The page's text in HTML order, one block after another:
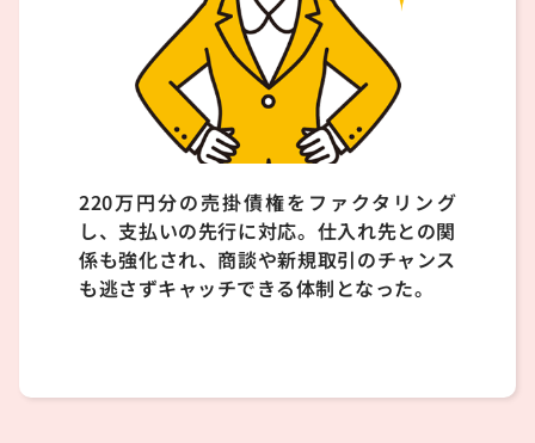
220万円分の売掛債権をファクタリング
し、支払いの先行に対応。仕入れ先との関
係も強化され、商談や新規取引のチャンス
も逃さずキャッチできる体制となった。